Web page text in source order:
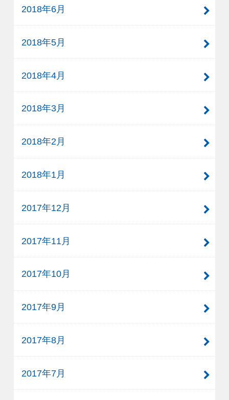
2018年6月
2018年5月
2018年4月
2018年3月
2018年2月
2018年1月
2017年12月
2017年11月
2017年10月
2017年9月
2017年8月
2017年7月